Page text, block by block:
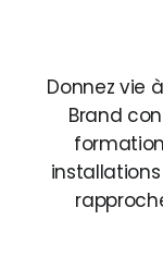
Donnez vie à
Brand
installations